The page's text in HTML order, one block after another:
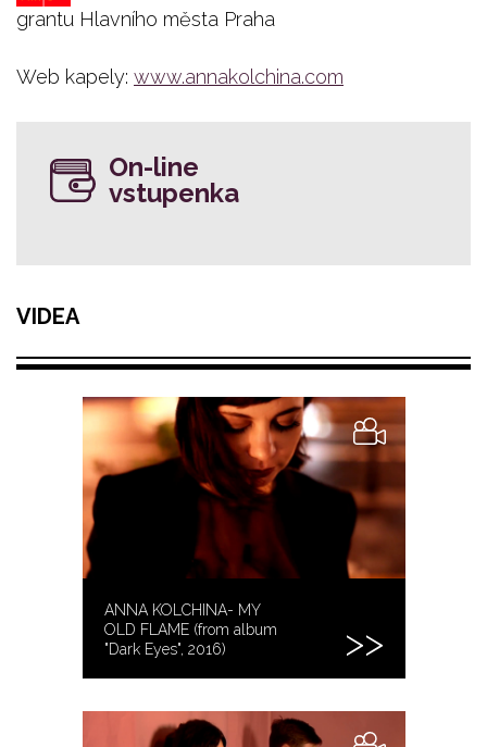
grantu Hlavního města Praha
Web kapely: www.annakolchina.com
On-line
vstupenka
VIDEA
ANNA KOLCHINA- MY
OLD FLAME (from album
"Dark Eyes", 2016)